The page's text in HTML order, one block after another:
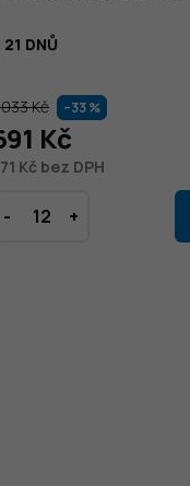
033 Kč –33 %
Kč
Kč bez DPH
21 DNŮ